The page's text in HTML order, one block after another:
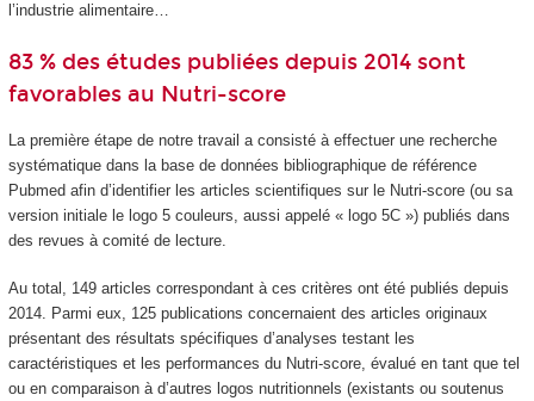
l’industrie alimentaire…
83 % des études publiées depuis 2014 sont
favorables au Nutri-score
La première étape de notre travail a consisté à effectuer une recherche
systématique dans la base de données bibliographique de référence
Pubmed afin d’identifier les articles scientifiques sur le Nutri-score (ou sa
version initiale le logo 5 couleurs, aussi appelé « logo 5C ») publiés dans
des revues à comité de lecture.
Au total, 149 articles correspondant à ces critères ont été publiés depuis
2014. Parmi eux, 125 publications concernaient des articles originaux
présentant des résultats spécifiques d’analyses testant les
caractéristiques et les performances du Nutri-score, évalué en tant que tel
ou en comparaison à d’autres logos nutritionnels (existants ou soutenus